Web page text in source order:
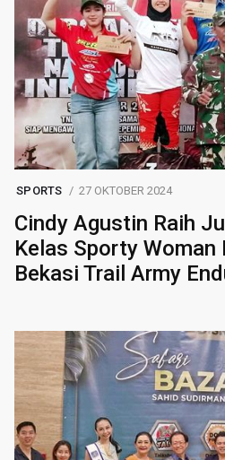
SPORTS 27 OKTOBER 2024
Cindy Agustin Raih
Kelas Sporty Woman
Bekasi Trail Army